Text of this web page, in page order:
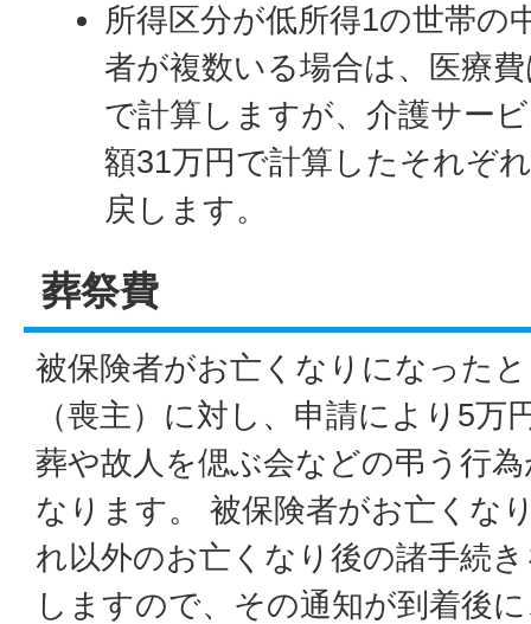
所得区分が低所得1の世帯の
者が複数いる場合は、医療
で計算しますが、介護サー
額31万円で計算したそれぞ
戻します。
葬祭費
被保険者がお亡くなりになった
（喪主）に対し、申請により5万
葬や故人を偲ぶ会などの弔う行
なります。 被保険者がお亡くな
れ以外のお亡くなり後の諸手続
しますので、その通知が到着後